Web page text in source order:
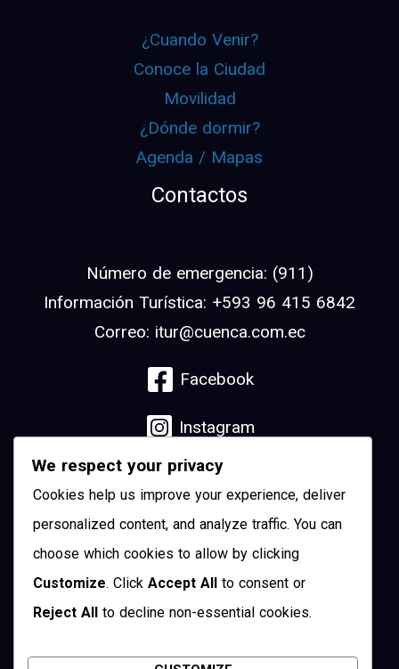
¿Cuando Venir?
Conoce la Ciudad
Movilidad
¿Dónde dormir?
Agenda / Mapas
Contactos
Número de emergencia: (911)
Información Turística: +593 96 415 6842
Correo: itur@cuenca.com.ec
Facebook
Instagram
Linkedin
YouTube
Twitter
We respect your privacy
Cookies help us improve your experience, deliver
personalized content, and analyze traffic. You can
choose which cookies to allow by clicking
Customize. Click Accept All
to consent or
Reject All
to decline non-essential cookies.